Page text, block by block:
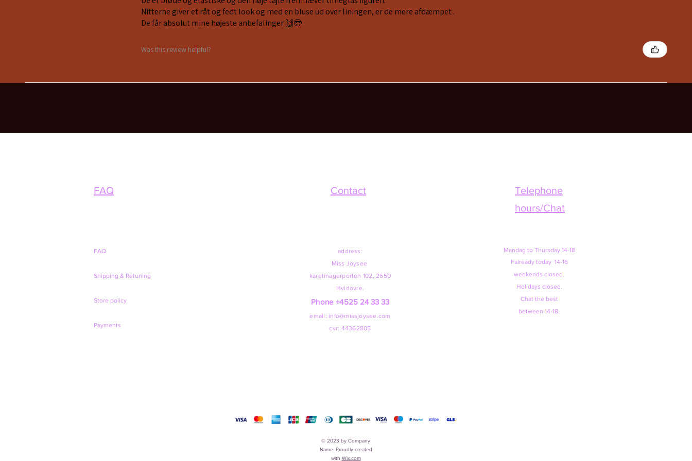
Nitterne giver et råt og fedt look og med en bluse ud over liningen, er de mere afdæmpet .
De får absolut mine højeste anbefalinger 🙌😎
Was this review helpful?
FAQ
FAQ
Shipping & Retuning
Store policy
Payments
Contact
address:
Miss Joysee
karetmagerporten 102, 2650
Hvidovre.
Phone +4525 24 33 33
email: info@missjoysee.com
cvr:.44362805
Telephone
hours/Chat
Mandag to Thursday 14-18
Falready today14-16
weekends closed.
Holidays closed.
Chat the best
between 14-18.
© 2023 by Company
Name. Proudly created
with Wix.com